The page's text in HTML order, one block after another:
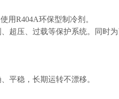
用R404A环保型制冷剂。
超压、过载等保护系统。同时
平稳，长期运转不漂移。